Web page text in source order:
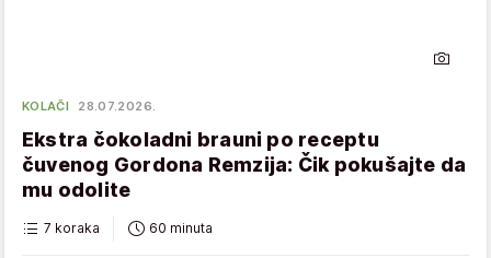
KOLAČI 28.07.2026.
Ekstra čokoladni brauni po receptu
čuvenog Gordona Remzija: Čik pokušajte da
mu odolite
7 koraka 60 minuta